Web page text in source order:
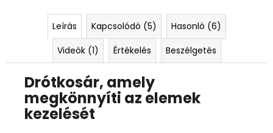
Leírás Kapcsolódó (5)
Hasonló (6)
Videók (1)
Értékelés Beszélgetés
Drótkosár, amely
megkönnyíti az elemek
kezelését